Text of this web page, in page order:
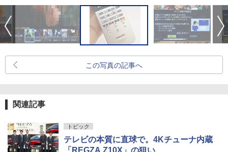
この写真の記事へ
関連記事
トピック
テレビの本質に直球で。4Kチューナ内蔵
「REGZA Z10X」の狙い